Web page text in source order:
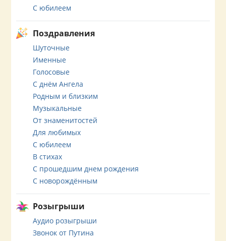
С юбилеем
Поздравления
Шуточные
Именные
Голосовые
С днём Ангела
Родным и близким
Музыкальные
От знаменитостей
Для любимых
С юбилеем
В стихах
С прошедшим днем рождения
С новорождённым
Розыгрыши
Аудио розыгрыши
Звонок от Путина